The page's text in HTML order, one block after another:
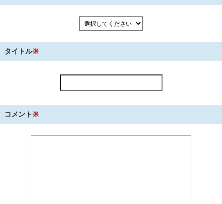
タイトル※
コメント ※